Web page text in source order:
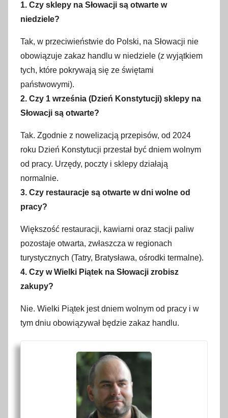
1. Czy sklepy na Słowacji są otwarte w
niedziele?
Tak, w przeciwieństwie do Polski, na Słowacji nie
obowiązuje zakaz handlu w niedziele (z wyjątkiem
tych, które pokrywają się ze świętami
państwowymi).
2. Czy 1 września (Dzień Konstytucji) sklepy na
Słowacji są otwarte?
Tak. Zgodnie z nowelizacją przepisów, od 2024
roku Dzień Konstytucji przestał być dniem wolnym
od pracy. Urzędy, poczty i sklepy działają
normalnie.
3. Czy restauracje są otwarte w dni wolne od
pracy?
Większość restauracji, kawiarni oraz stacji paliw
pozostaje otwarta, zwłaszcza w regionach
turystycznych (Tatry, Bratysława, ośrodki termalne).
4. Czy w Wielki Piątek na Słowacji zrobisz
zakupy?
Nie. Wielki Piątek jest dniem wolnym od pracy i w
tym dniu obowiązywał będzie zakaz handlu.